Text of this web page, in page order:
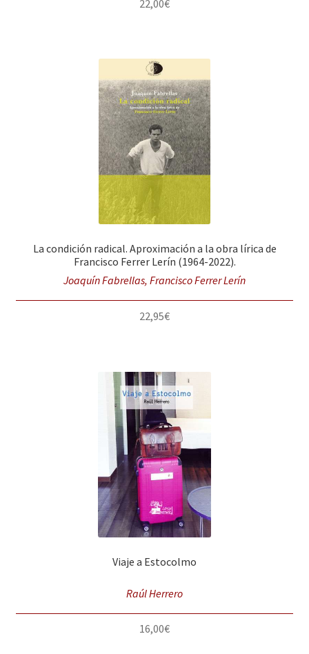
22,00€
La condición radical. Aproximación a la obra lírica de
Francisco Ferrer Lerín (1964-2022).
Joaquín Fabrellas, Francisco Ferrer Lerín
22,95€
Viaje a Estocolmo
Raúl Herrero
16,00€